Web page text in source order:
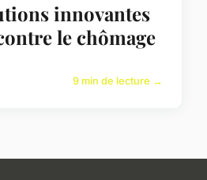
innovantes
le chômage
9 min de lecture →